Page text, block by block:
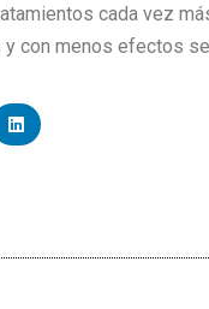
cada vez
con menos efectos